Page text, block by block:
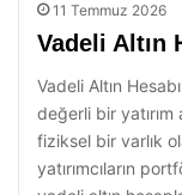
11 Temmuz 2026
Vadeli Altın
Vadeli Altın
değerli bir
fiziksel bir varlık
yatırımcıların